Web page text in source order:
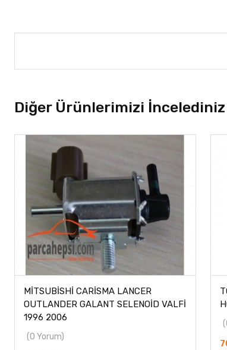
Diğer Ürünlerimizi
MİTSUBİSHİ CARİSMA LANCER
OUTLANDER GALANT SELENOİD VALFİ
1996 2006
(0 Yorum)